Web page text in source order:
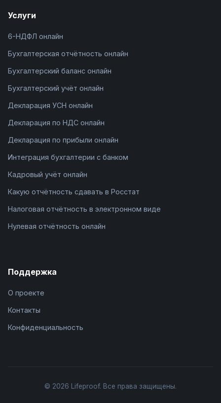
Услуги
6-НДФЛ онлайн
Бухгалтерская отчётность онлайн
Бухгалтерский баланс онлайн
Бухгалтерский учёт онлайн
Декларация УСН онлайн
Декларация по НДС онлайн
Декларация по прибыли онлайн
Интеграция бухгалтерии с банком
Кадровый учёт онлайн
Какую отчётность сдавать в Росстат
Налоговая отчётность в электронном виде
Нулевая отчётность онлайн
Поддержка
О проекте
Контакты
Конфиденциальность
© 2026 Lifeproof. Все права защищены.